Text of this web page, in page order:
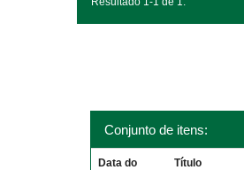
Conjunto de itens:
Data do Título